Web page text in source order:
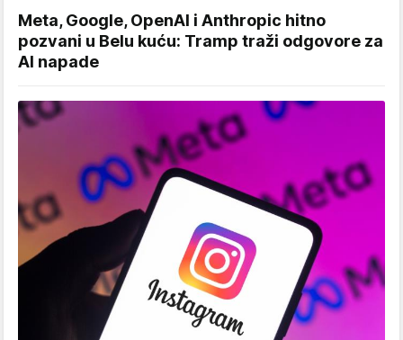
Meta, Google, OpenAI i Anthropic hitno
pozvani u Belu kuću: Tramp traži odgovore za
AI napade